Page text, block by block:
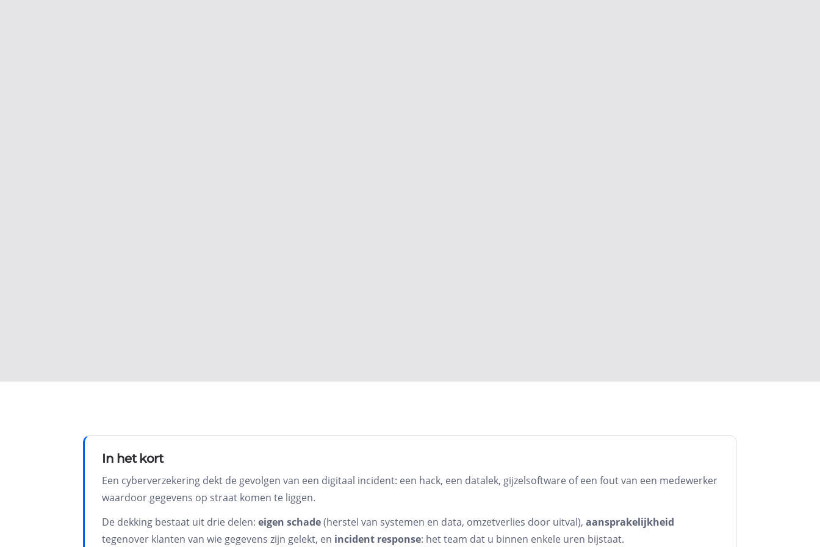
Zakelijk
CYBER · DATALEK, HACK EN GIJZELSOFTWARE
In het kort
Een cyberverzekering dekt de gevolgen van een digitaal incident: een hack, een datalek, gijzelsoftware of een fout van een medewerker
waardoor gegevens op straat komen te liggen.
De dekking bestaat uit drie delen: eigen schade(herstel van systemen en data, omzetverlies door uitval), aansprakelijkheid
tegenover klanten van wie gegevens zijn gelekt, en incident response: het team dat u binnen enkele uren bijstaat.